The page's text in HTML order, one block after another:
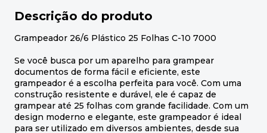
Descrição do produto
Grampeador 26/6 Plástico 25 Folhas C-10 7000
Se você busca por um aparelho para grampear
documentos de forma fácil e eficiente, este
grampeador é a escolha perfeita para você. Com uma
construção resistente e durável, ele é capaz de
grampear até 25 folhas com grande facilidade. Com um
design moderno e elegante, este grampeador é ideal
para ser utilizado em diversos ambientes, desde sua